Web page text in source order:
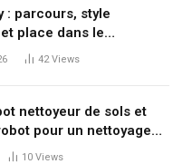
: parcours, style
place dans le
judiciaire français
42 Views
nettoyeur de sols et
pour un nettoyage
10 Views